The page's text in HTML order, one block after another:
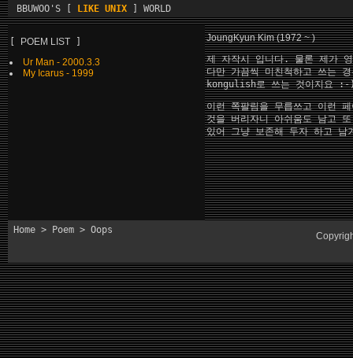
BBUWOO'S [ LIKE UNIX ] WORLD
POEM LIST
Ur Man - 2000.3.3
My Icarus - 1999
JoungKyun Kim (1972 ~ )
제 자작시 입니다. 물론 제가
다만 가끔씩 미친척하고 쓰는
kongulish로 쓰는 것이지요
이런 쪽팔림을 무릅쓰고 이런
것을 버리자니 아쉬움도 남고
있어 그냥 보존해 두자 하고 남
Home > Poem > Oops